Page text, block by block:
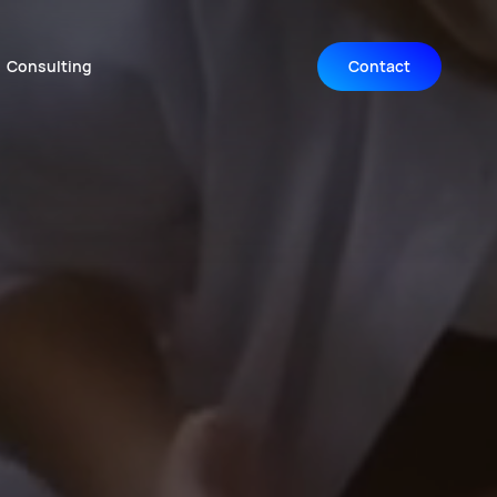
Consulting Contact